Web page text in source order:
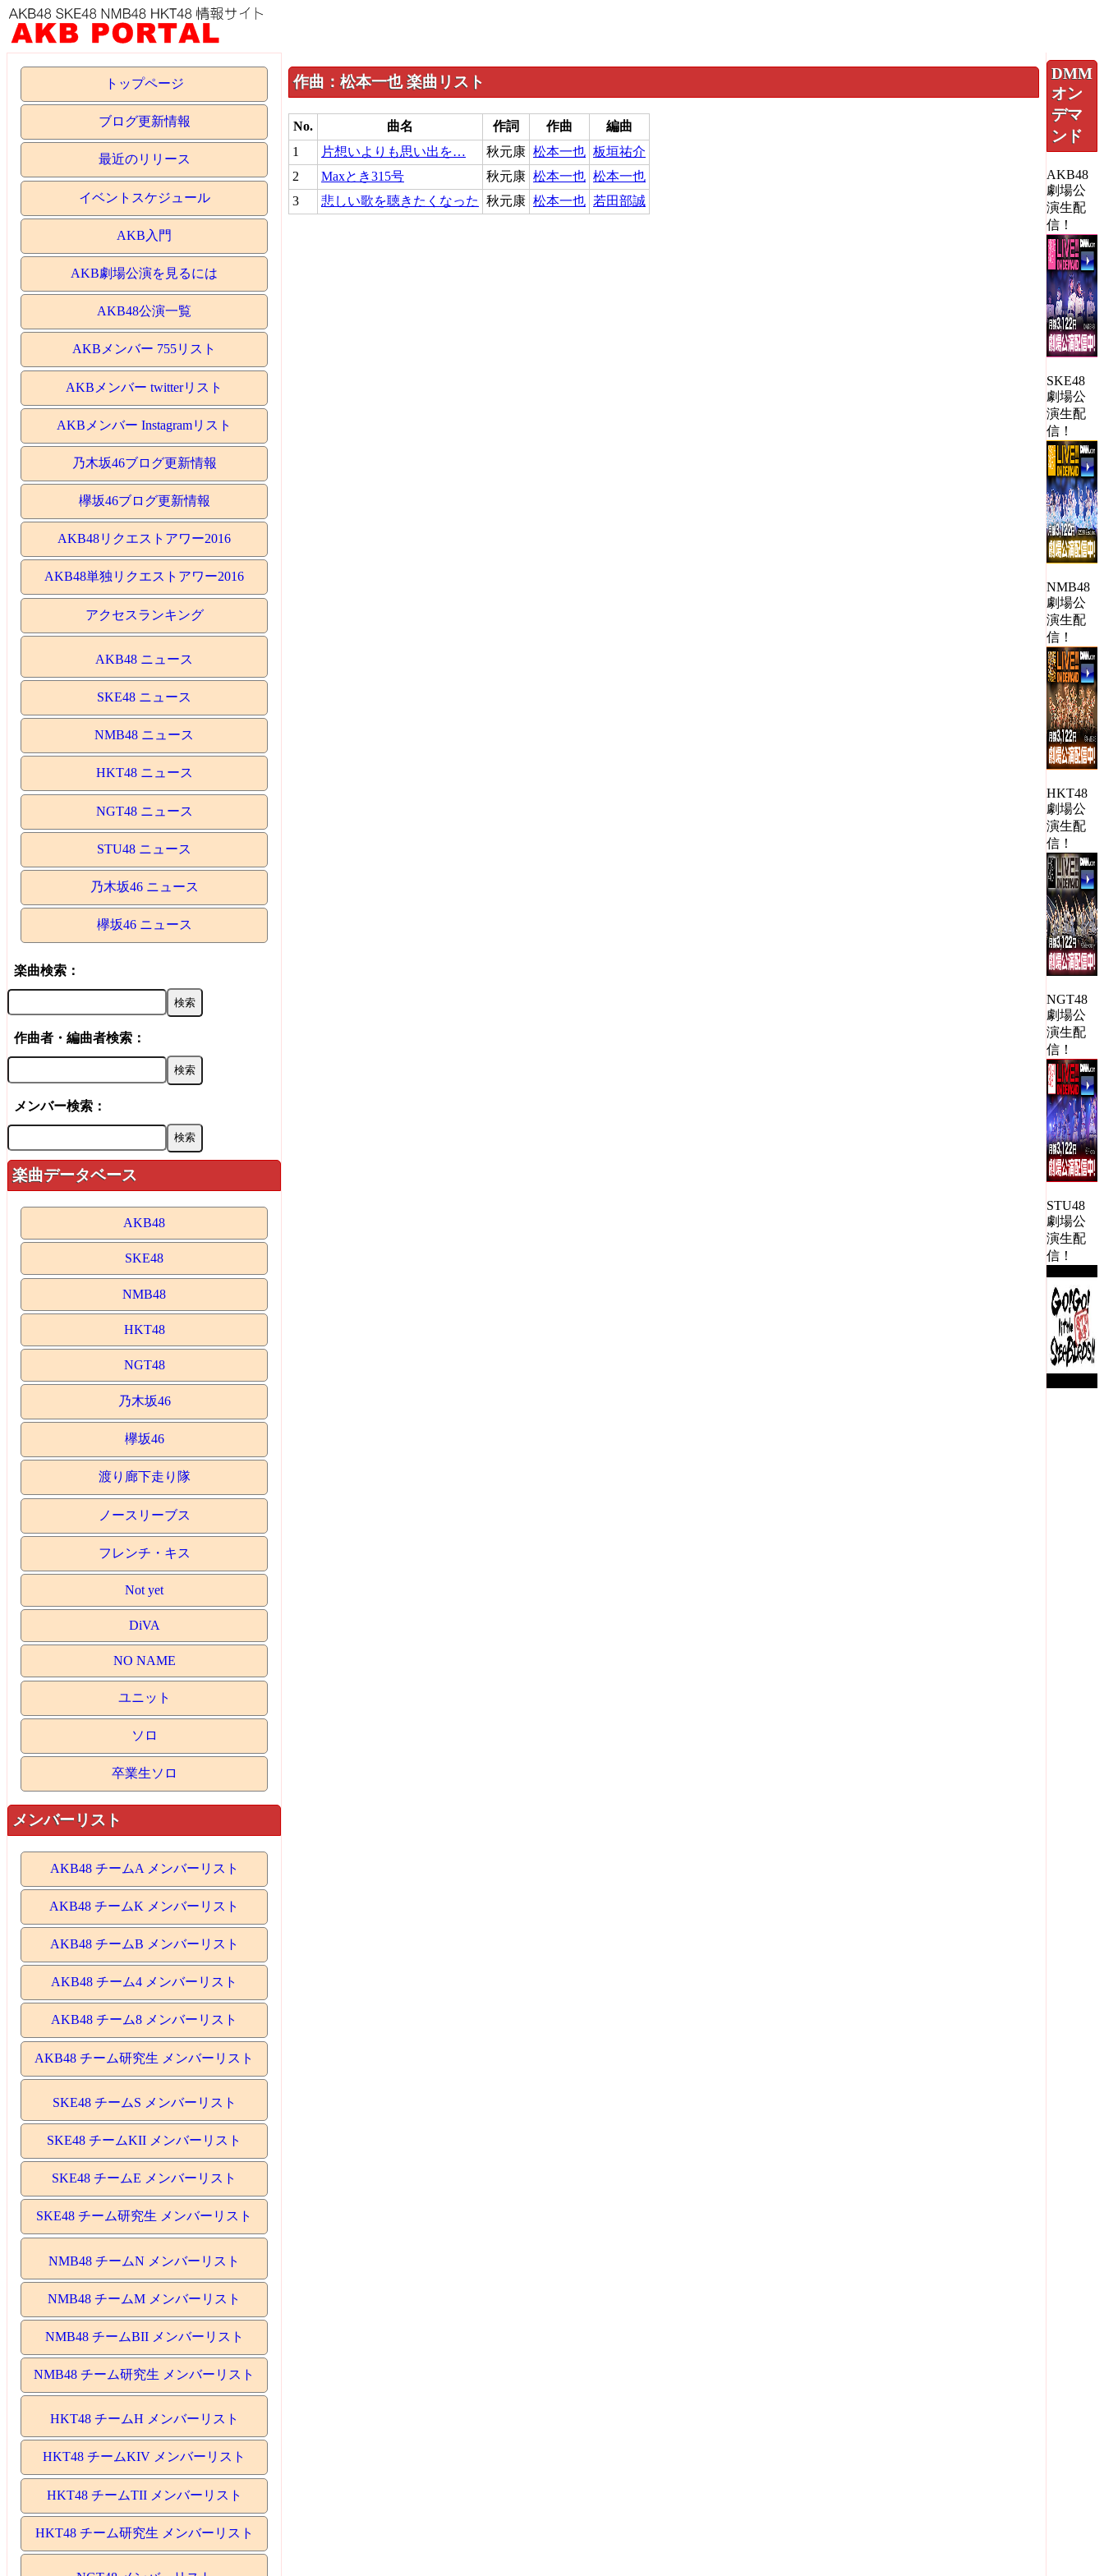
トップページ
ブログ更新情報
最近のリリース
イベントスケジュール
AKB入門
AKB劇場公演を見るには
AKB48公演一覧
AKBメンバー 755リスト
AKBメンバー twitterリスト
AKBメンバー Instagramリスト
乃木坂46ブログ更新情報
欅坂46ブログ更新情報
AKB48リクエストアワー2016
AKB48単独リクエストアワー2016
アクセスランキング
AKB48 ニュース
SKE48 ニュース
NMB48 ニュース
HKT48 ニュース
NGT48 ニュース
STU48 ニュース
乃木坂46 ニュース
欅坂46 ニュース
楽曲検索：
作曲者・編曲者検索：
メンバー検索：
楽曲データベース
AKB48
SKE48
NMB48
HKT48
NGT48
乃木坂46
欅坂46
渡り廊下走り隊
ノースリーブス
フレンチ・キス
Not yet
DiVA
NO NAME
ユニット
ソロ
卒業生ソロ
メンバーリスト
AKB48 チームA メンバーリスト
AKB48 チームK メンバーリスト
AKB48 チームB メンバーリスト
AKB48 チーム4 メンバーリスト
AKB48 チーム8 メンバーリスト
AKB48 チーム研究生 メンバーリスト
SKE48 チームS メンバーリスト
SKE48 チームKII メンバーリスト
SKE48 チームE メンバーリスト
SKE48 チーム研究生 メンバーリスト
NMB48 チームN メンバーリスト
NMB48 チームM メンバーリスト
NMB48 チームBII メンバーリスト
NMB48 チーム研究生 メンバーリスト
HKT48 チームH メンバーリスト
HKT48 チームKIV メンバーリスト
HKT48 チームTII メンバーリスト
HKT48 チーム研究生 メンバーリスト
作曲：松本一也 楽曲リスト
No. 曲名 作詞 作曲
編曲
1
片想いよりも思い出を… 秋元康 松本一也 板垣祐介
2
Maxとき315号 秋元康 松本一也 松本一也
3
悲しい歌を聴きたくなった 秋元康 松本一也 若田部誠
DMM
オン
デマ
ンド
AKB48
劇場公
演生配
信！
SKE48
劇場公
演生配
信！
NMB48
劇場公
演生配
信！
HKT48
劇場公
演生配
信！
NGT48
劇場公
演生配
信！
STU48
劇場公
演生配
信！